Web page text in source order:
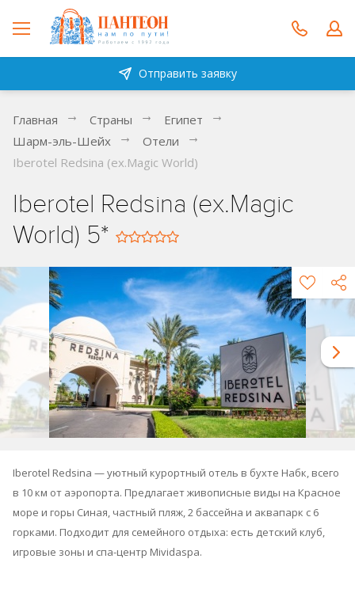
Отправить заявку
Главная Страны
Египет
Шарм-эль-Шейх
Отели
Iberotel Redsina (ex.Magic World)
Iberotel Redsina (ex.Magic
World) 5*
Iberotel Redsina — уютный курортный отель в бухте Набк, всего
в 10 км от аэропорта. Предлагает живописные виды на Красное
море и горы Синая, частный пляж, 2 бассейна и аквапарк с 6
горками. Подходит для семейного отдыха: есть детский клуб,
игровые зоны и спа-центр Mividaspa.